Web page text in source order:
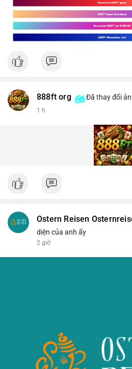
888ft org Đã thay đổi
1 h
Ostern Reisen
diện của anh ấy
2 giờ